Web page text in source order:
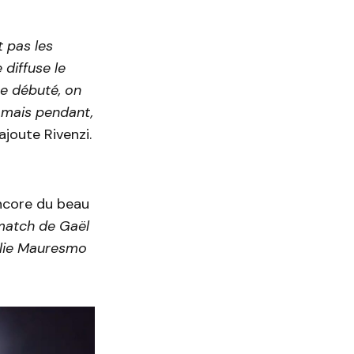
pas les
diffuse le
débuté, on
pendant,
Rivenzi.
du beau
de Gaël
Mauresmo